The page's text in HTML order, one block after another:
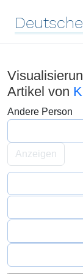
Deutsche
Artikel von
Andere Person
Anzeigen